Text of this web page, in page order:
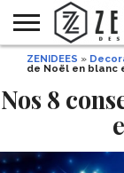
HOME
DE
FÊTE
BEAUTÉ
ZENIDEES »
de Noël en blanc
Nos 8